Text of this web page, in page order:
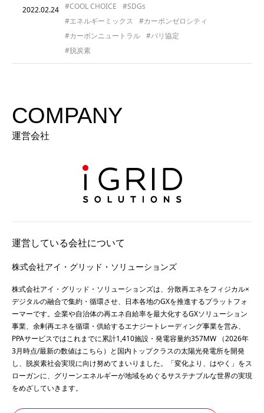
2022.02.24
#COOL CHOICE
#SDGs
#エネルギーミックス
#カーボンゼロシティ
#カーボンニュートラル
#パリ協定
#脱炭素
COMPANY
運営会社
運営している会社について
株式会社アイ・グリッド・ソリューションズ
株式会社アイ・グリッド・ソリューションズは、分散再エネをフィジカル×
デジタルの融合で集約・循環させ、日本各地のGXを推進するプラットフォ
ーマーです。企業や自治体の再エネ自給率を最大化するGXソリューション
事業、余剰再エネを循環・供給するエナジートレーディング事業を営み、
PPAサービスではこれまでに累計1,410施設・発電容量約357MW （2026年
3月時点/最新の数値はこちら ）と国内トップクラスの太陽光発電所を開発
し、脱炭素社会実現に向け努めてまいりました。「変化より、はやく」をス
ローガンに、グリーンエネルギーが地域をめぐるサステナブルな世界の実現
をめざしていきます。